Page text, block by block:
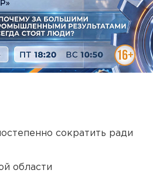
сократить ради
области